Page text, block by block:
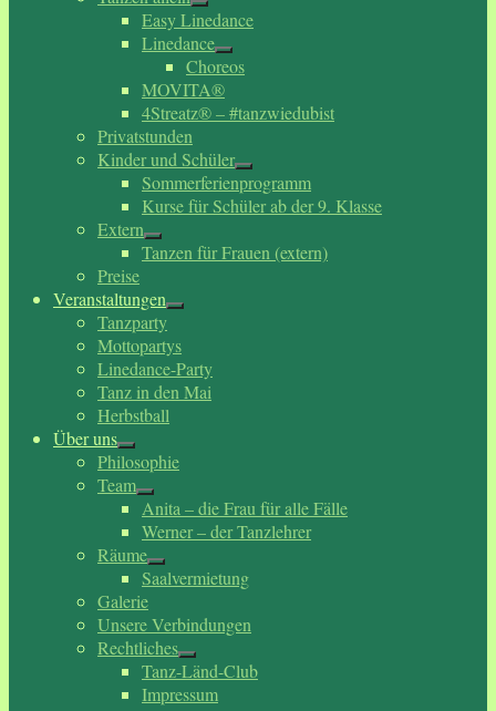
Easy Linedance
Linedance
Choreos
MOVITA®
4Streatz® – #tanzwiedubist
Privatstunden
Kinder und Schüler
Sommerferienprogramm
Kurse für Schüler ab der 9. Klasse
Extern
Tanzen für Frauen (extern)
Preise
Veranstaltungen
Tanzparty
Mottopartys
Linedance-Party
Tanz in den Mai
Herbstball
Über uns
Philosophie
Team
Anita – die Frau für alle Fälle
Werner – der Tanzlehrer
Räume
Saalvermietung
Galerie
Unsere Verbindungen
Rechtliches
Tanz-Länd-Club
Impressum